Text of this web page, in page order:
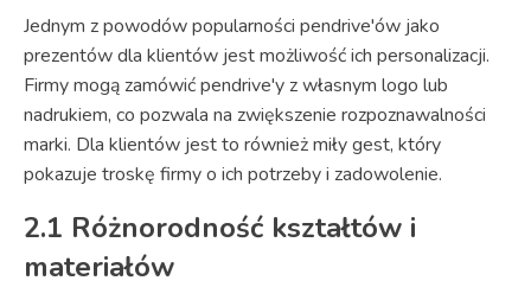
Jednym z powodów popularności pendrive'ów jako
prezentów dla klientów jest możliwość ich personalizacji.
Firmy mogą zamówić pendrive'y z własnym logo lub
nadrukiem, co pozwala na zwiększenie rozpoznawalności
marki. Dla klientów jest to również miły gest, który
pokazuje troskę firmy o ich potrzeby i zadowolenie.
2.1 Różnorodność kształtów i
materiałów